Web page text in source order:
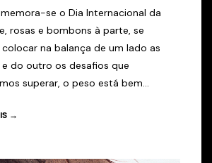
se o Dia Internacional da
rosas e bombons à parte, se
na balança de um lado as
do outro os desafios que
superar, o peso está bem...
→